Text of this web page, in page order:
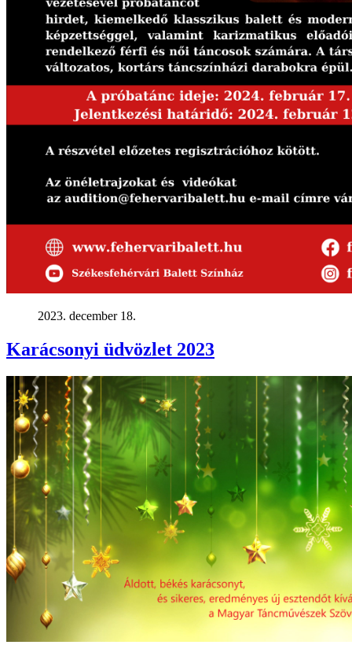
2023. december 18.
Karácsonyi üdvözlet 2023